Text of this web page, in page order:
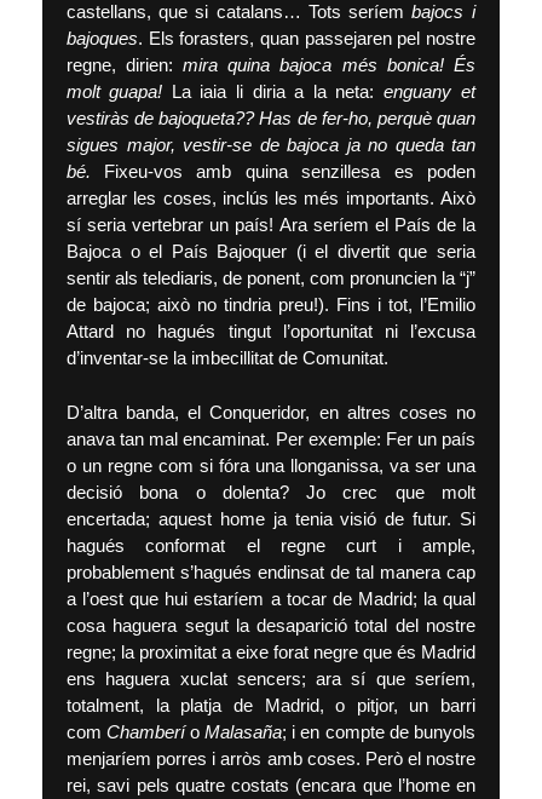
castellans, que si catalans… Tots seríem bajocs i
bajoques. Els forasters, quan passejaren pel nostre
regne, dirien: mira quina bajoca més bonica! És
molt guapa! La iaia li diria a la neta: enguany et
vestiràs de bajoqueta?? Has de fer-ho, perquè quan
sigues major, vestir-se de bajoca ja no queda tan
bé. Fixeu-vos amb quina senzillesa es poden
arreglar les coses, inclús les més importants. Això
sí seria vertebrar un país! Ara seríem el País de la
Bajoca o el País Bajoquer (i el divertit que seria
sentir als telediaris, de ponent, com pronuncien la “j”
de bajoca; això no tindria preu!). Fins i tot, l’Emilio
Attard no hagués tingut l’oportunitat ni l’excusa
d’inventar-se la imbecillitat de Comunitat.
D’altra banda, el Conqueridor, en altres coses no
anava tan mal encaminat. Per exemple: Fer un país
o un regne com si fóra una llonganissa, va ser una
decisió bona o dolenta? Jo crec que molt
encertada; aquest home ja tenia visió de futur. Si
hagués conformat el regne curt i ample,
probablement s’hagués endinsat de tal manera cap
a l’oest que hui estaríem a tocar de Madrid; la qual
cosa haguera segut la desaparició total del nostre
regne; la proximitat a eixe forat negre que és Madrid
ens haguera xuclat sencers; ara sí que seríem,
totalment, la platja de Madrid, o pitjor, un barri
com Chamberío Malasaña; i en compte de bunyols
menjaríem porres i arròs amb coses. Però el nostre
rei, savi pels quatre costats (encara que l’home en